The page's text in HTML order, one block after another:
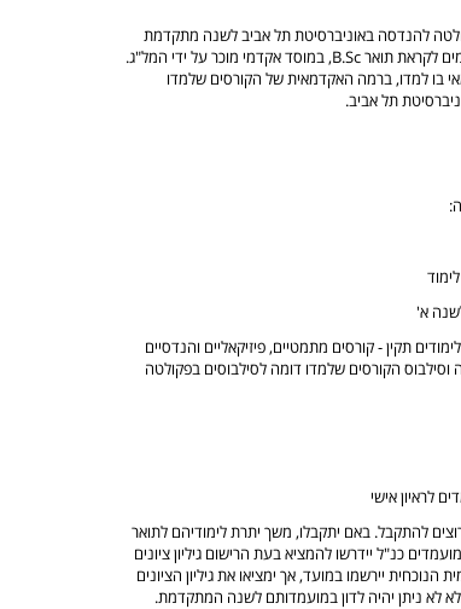
להנדסה באוניברסיטת תל אביב לשנה מתקדמת
אפשרית רק עבור מועמדים שלמדו לימודים אקדמיים קודמים לקראת תואר B.Sc, במוסד אקדמי מוכר על ידי המל"ג.
בו למדו, ברמה האקדמאית של הקורסים שלמדו
תל אביב.
א'
תקין - קורסים מתמטיים, פיזיקאליים והנדסיים
להנדסה וסילבוס הקורסים שלמדו דומה לסילבוסים בפקולטה
לראיון אישי
להתקבל. באם יתקבלו, משך יתרת לימודיהם לתואר
כנ"ל יידרשו להמציא בעת הרישום גיליון ציונים
יירשמו במועד, אך ימציאו את גיליון הציונים
לא ניתן יהיה לדון במועמדותם לשנה המתקדמת.